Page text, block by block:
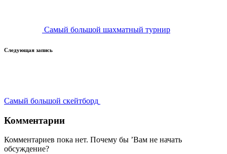
Самый большой шахматный турнир
Следующая запись
Самый большой скейтборд
Комментарии
Комментариев пока нет. Почему бы ’Вам не начать
обсуждение?